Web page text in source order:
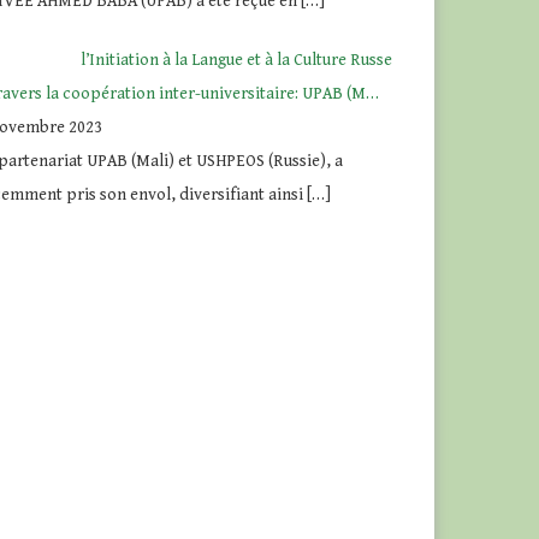
l’Initiation à la Langue et à la Culture Russe
la coopération inter-universitaire: UPAB (M…
2023
UPAB (Mali) et USHPEOS (Russie), a
pris son envol, diversifiant ainsi […]